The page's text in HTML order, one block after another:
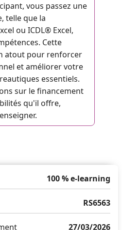
vous passez une
telle que la
ou ICDL® Excel,
Cette
atout pour renforcer
et améliorer votre
essentiels.
sur le financement
qu'il offre,
100 % e-learning
RS6563
27/03/2026